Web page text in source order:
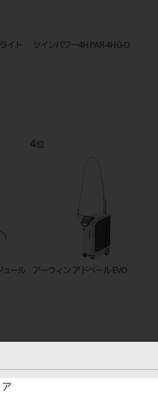
O
トルクテック 5倍速コントラ ライト
10位
ポータキューブ +
ア